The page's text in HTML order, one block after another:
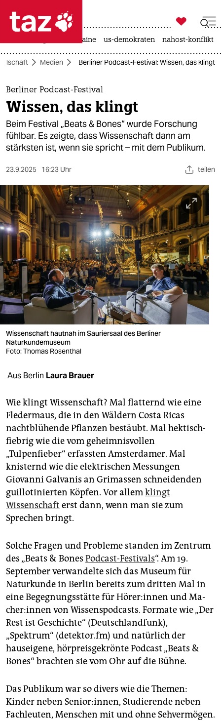
 taz zahl ich
taz zahl ich
themen
politik
öko
sport
berlin
nord
wahrheit
verlag
verlag
veranstaltungen
shop
abo
genossenschaft
epaper login

taz zahl ich
krieg in der ukraine us-demokraten nahost-konflikt
Medien Berliner Podcast-Festival: Wissen, das klingt
Berliner Podcast-Festival
Wissen, das klingt
Beim Festival „Beats & Bones“ wurde Forschung
fühlbar. Es zeigte, dass Wissenschaft dann am
stärksten ist, wenn sie spricht – mit dem Publikum.
23.9.2025 16:23 Uhr teilen
Wissenschaft hautnah im Sauriersaal des Berliner
Naturkundemuseum
Foto: Thomas Rosenthal
Aus Berlin Laura Brauer
Wie klingt Wissenschaft? Mal flatternd wie eine
Fledermaus, die in den Wäldern Costa ­Ricas
nachtblühende Pflanzen bestäubt. Mal hektisch-
fiebrig wie die vom geheimnisvollen
„Tulpenfieber“ erfassten Amsterdamer. Mal
knisternd wie die elektrischen Messungen
Giovanni Galvanis an Grimassen schneidenden
guillotinierten Köpfen. Vor allemklingt
Wissenschaft erst dann, wenn man sie zum
Sprechen bringt.
Solche Fragen und Probleme standen im Zentrum
des „Beats & Bones Podcast-Festivals“. Am 19.
September verwandelte sich das Museum für
Naturkunde in Berlin bereits zum dritten Mal in
eine Begegnungsstätte für Hö­rer:in­nen und Ma­
che­r:in­nen von Wissenspodcasts. Formate wie „Der
Rest ist Geschichte“ (Deutschlandfunk),
„Spektrum“ (detektor.fm) und natürlich der
hauseigene, hörpreisgekrönte Podcast „Beats &
Bones“ brachten sie vom Ohr auf die Bühne.
Das Publikum war so divers wie die Themen:
Kinder neben Senior:innen, Studierende neben
Fachleuten, Menschen mit und ohne Sehvermögen.